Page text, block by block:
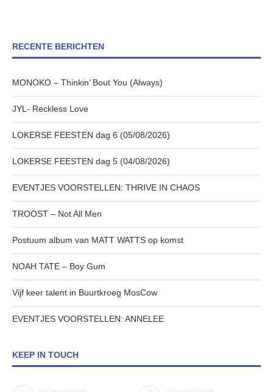
RECENTE BERICHTEN
MONOKO – Thinkin’ Bout You (Always)
JYL- Reckless Love
LOKERSE FEESTEN dag 6 (05/08/2026)
LOKERSE FEESTEN dag 5 (04/08/2026)
EVENTJES VOORSTELLEN: THRIVE IN CHAOS
TROOST – Not All Men
Postuum album van MATT WATTS op komst
NOAH TATE – Boy Gum
Vijf keer talent in Buurtkroeg MosCow
EVENTJES VOORSTELLEN: ANNELEE
KEEP IN TOUCH